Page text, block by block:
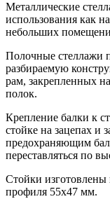
Металлические
использования как
небольших
Полочные стеллажи
разбираемую
рам, закрепленных
полок.
Крепление балки к
стойке на зацепах и
предохраняющим
переставляться по
Стойки изготовлены
профиля 55х47 мм.